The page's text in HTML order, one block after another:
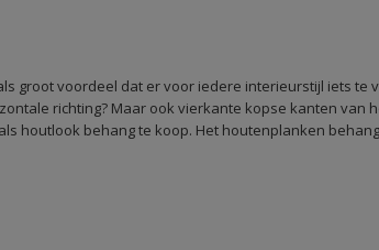
groot voordeel dat er voor iedere interieurstijl iets te
richting? Maar ook vierkante kopse kanten van
houtlook behang te koop. Het houtenplanken